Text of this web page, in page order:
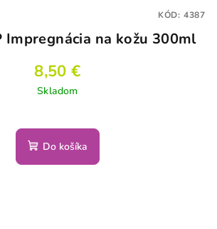
Impregnácia na kožu 300ml
8,50 €
Skladom
Do košíka
KÓD: 4387